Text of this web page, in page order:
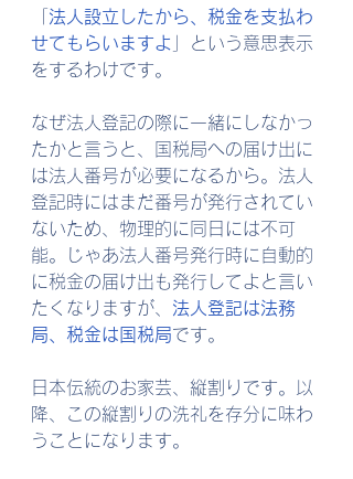
法人設立したから、税金を支払わ
せてもらいますよ
」という意思表示
をするわけです。
なぜ法人登記の際に一緒にしなかっ
たかと言うと、国税局への届け出に
は法人番号が必要になるから。法人
登記時にはまだ番号が発行されてい
ないため、物理的に同日には不可
能。じゃあ法人番号発行時に自動的
に税金の届け出も発行してよと言い
たくなりますが、 法人登記は法務
局、税金は国税局です。
日本伝統のお家芸、縦割りです。以
降、この縦割りの洗礼を存分に味わ
うことになります。